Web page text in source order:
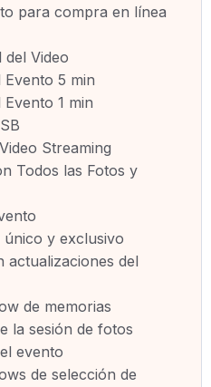
para compra en línea
del Video
Evento 5 min
1 min
Streaming
Todos las Fotos y
único y exclusivo
actualizaciones del
de memorias
la sesión de fotos
evento
de selección de